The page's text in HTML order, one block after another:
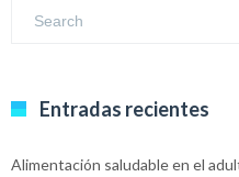
Entradas recientes
Alimentación saludable en el